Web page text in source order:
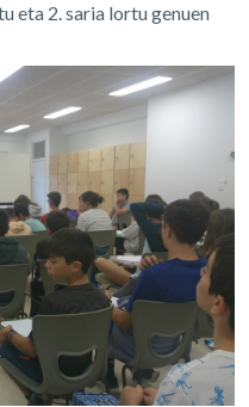
eta 2. saria lortu genuen